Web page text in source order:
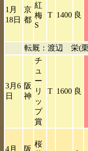
1月
18日
京
都
紅
梅
S
T 1400 良
転厩：渡辺 栄(
3月6
日
阪
神
チ
ュ
ー
リ
ッ
プ
賞
T 1600 良
4月
阪
桜